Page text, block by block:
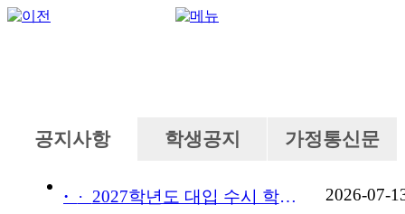
공지사항 학생공지 가정통신문
· 2027학년도 대입 수시 학교... 2026-07-